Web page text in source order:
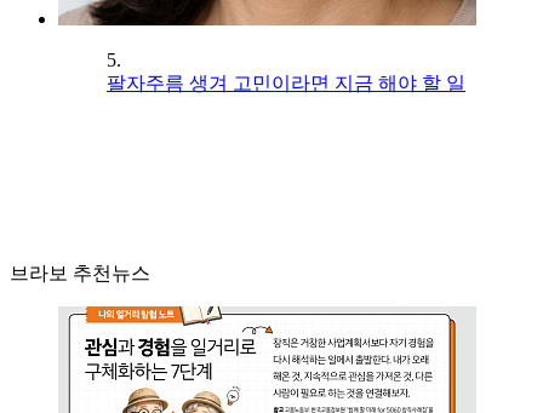
5.
팔자주름 생겨 고민이라면 지금 해야 할 일
브라보 추천뉴스